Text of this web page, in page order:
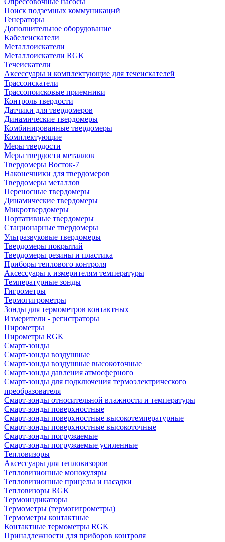
Поиск подземных коммуникаций
Генераторы
Дополнительное оборудование
Кабелеискатели
Металлоискатели
Металлоискатели RGK
Течеискатели
Аксессуары и комплектующие для течеискателей
Трассоискатели
Трассопоисковые приемники
Контроль твердости
Датчики для твердомеров
Динамические твердомеры
Комбинированные твердомеры
Комплектующие
Меры твердости
Меры твердости металлов
Твердомеры Восток-7
Наконечники для твердомеров
Твердомеры металлов
Переносные твердомеры
Динамические твердомеры
Микротвердомеры
Портативные твердомеры
Стационарные твердомеры
Ультразвуковые твердомеры
Твердомеры покрытий
Твердомеры резины и пластика
Приборы теплового контроля
Аксессуары к измерителям температуры
Температурные зонды
Гигрометры
Термогигрометры
Зонды для термометров контактных
Измерители - регистраторы
Пирометры
Пирометры RGK
Смарт-зонды
Смарт-зонды воздушные
Смарт-зонды воздушные высокоточные
Смарт-зонды давления атмосферного
Смарт-зонды для подключения термоэлектрического
преобразователя
Смарт-зонды относительной влажности и температуры
Смарт-зонды поверхностные
Смарт-зонды поверхностные высокотемпературные
Смарт-зонды поверхностные высокоточные
Смарт-зонды погружаемые
Смарт-зонды погружаемые усиленные
Тепловизоры
Аксессуары для тепловизоров
Тепловизионные монокуляры
Тепловизионные прицелы и насадки
Тепловизоры RGK
Термоиндикаторы
Термометры (термогигрометры)
Термометры контактные
Контактные термометры RGK
Принадлежности для приборов контроля